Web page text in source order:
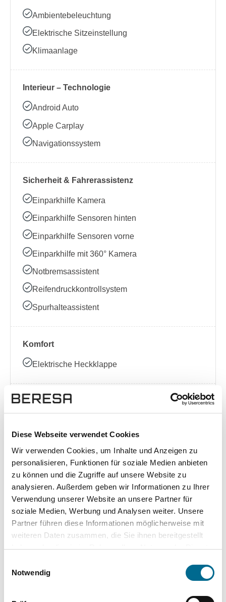
Diese Webseite verwendet Cookies
Wir verwenden Cookies, um Inhalte und Anzeigen zu
personalisieren, Funktionen für soziale Medien anbieten
zu können und die Zugriffe auf unsere Website zu
analysieren. Außerdem geben wir Informationen zu Ihrer
Verwendung unserer Website an unsere Partner für
soziale Medien, Werbung und Analysen weiter. Unsere
Partner führen diese Informationen möglicherweise mit
weiteren Daten zusammen, die Sie ihnen bereitgestellt
haben oder die sie im Rahmen Ihrer Nutzung der Dienste
Cookies, wenn Sie unsere Webseite weiterhin nutzen.
Notwendig
Ambientebeleuchtung
Elektrische Sitzeinstellung
Klimaanlage
Interieur – Technologie
Android Auto
Apple Carplay
Navigationssystem
Sicherheit & Fahrerassistenz
Einparkhilfe Kamera
Einparkhilfe Sensoren hinten
Einparkhilfe Sensoren vorne
Einparkhilfe mit 360° Kamera
Notbremsassistent
Reifendruckkontrollsystem
Spurhalteassistent
Komfort
Elektrische Heckklappe
Exposé herunterladen [pdf]
Unsere Vorteile
wuddi Leasing Kauf
Versicherung ✔ - -
-